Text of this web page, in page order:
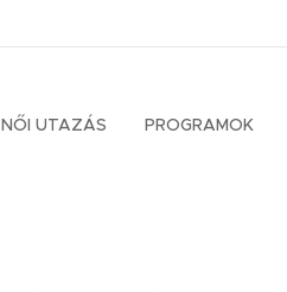
NŐI UTAZÁS PROGRAMOK